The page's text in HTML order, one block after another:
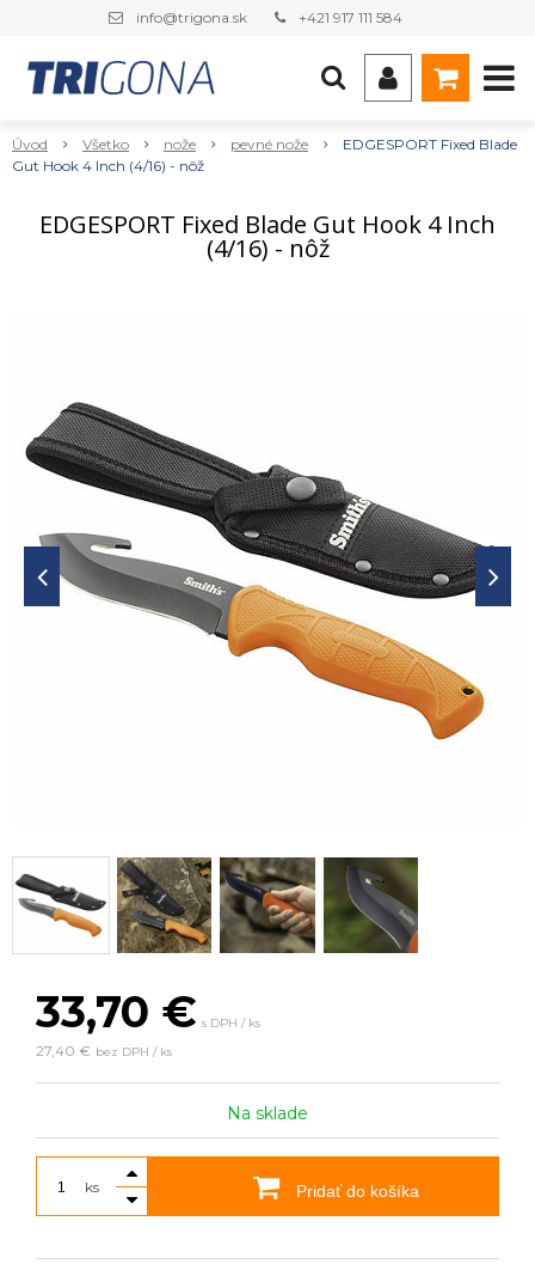
info@trigona.sk +421 917 111 584
Úvod Všetko nože pevné nože
EDGESPORT Fixed Blade
Gut Hook 4 Inch (4/16) - nôž
EDGESPORT Fixed Blade Gut Hook 4 Inch
(4/16) - nôž
33,70 € s DPH / ks
27,40 € bez DPH / ks
Na sklade
ks Pridať do košíka